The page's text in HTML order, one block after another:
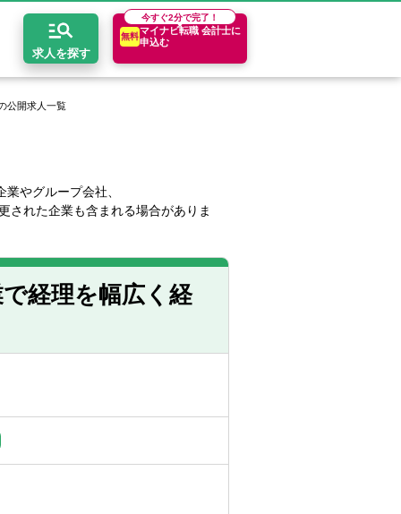
求人を探す
今すぐ2分で完了！
無料
マイナビ転職 会計士に
申込む
マップ
キャリア診断
コンサルティングファーム
事業会社
関東・首都圏
東海
公開求人一覧
業やグループ会社、
された企業も含まれる場合がありま
経理を幅広く経